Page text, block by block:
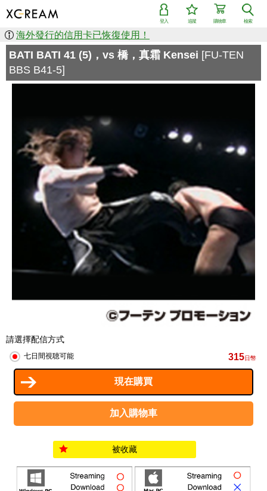
檢索
購物車
追蹤
登入
海外發行的信用卡已恢復使用！
BATI BATI 41 (5)，vs 橋，真霜 Kensei [FU-TEN
BBS B41-5]
請選擇配信方式
七日間視聴可能 315日幣
被收藏